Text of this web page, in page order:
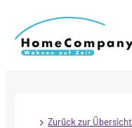
Zurück zur Übersicht